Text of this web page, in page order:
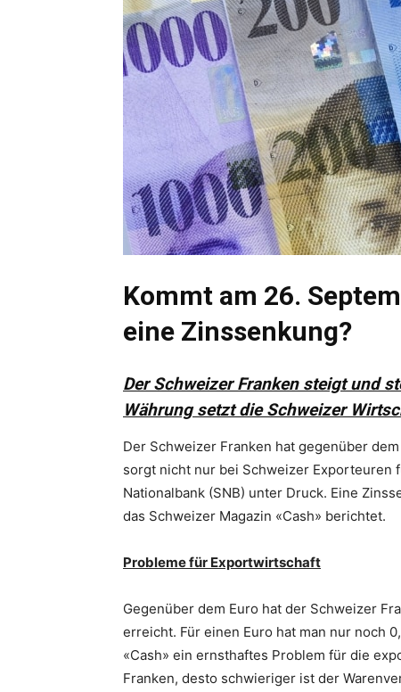
Kommt am 26.
eine Zinssenkung?
Der Schweizer Franken steigt und
Währung setzt die Schweizer
Der Schweizer Franken hat gegenüber
sorgt nicht nur bei Schweizer Exporteuren
Nationalbank (SNB) unter Druck. Eine
das Schweizer Magazin «Cash» berichtet.
Probleme für Exportwirtschaft
Gegenüber dem Euro hat der Schweizer
erreicht. Für einen Euro hat man nur noch
«Cash» ein ernsthaftes Problem für die
Franken, desto schwieriger ist der